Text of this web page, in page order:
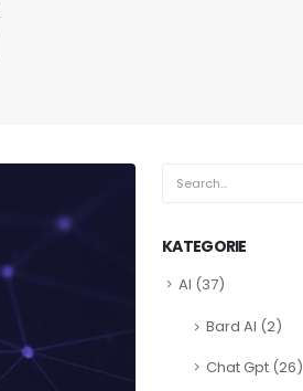
KATEGORIE
AI (37)
Bard AI (2)
Chat Gpt (26)